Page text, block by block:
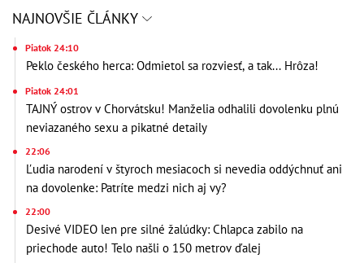
NAJNOVŠIE ČLÁNKY
Piatok 24:10
Peklo českého herca: Odmietol sa rozviesť, a tak... Hrôza!
Piatok 24:01
TAJNÝ ostrov v Chorvátsku! Manželia odhalili dovolenku plnú
neviazaného sexu a pikatné detaily
22:06
Ľudia narodení v štyroch mesiacoch si nevedia oddýchnuť ani
na dovolenke: Patríte medzi nich aj vy?
22:00
Desivé VIDEO len pre silné žalúdky: Chlapca zabilo na
priechode auto! Telo našli o 150 metrov ďalej